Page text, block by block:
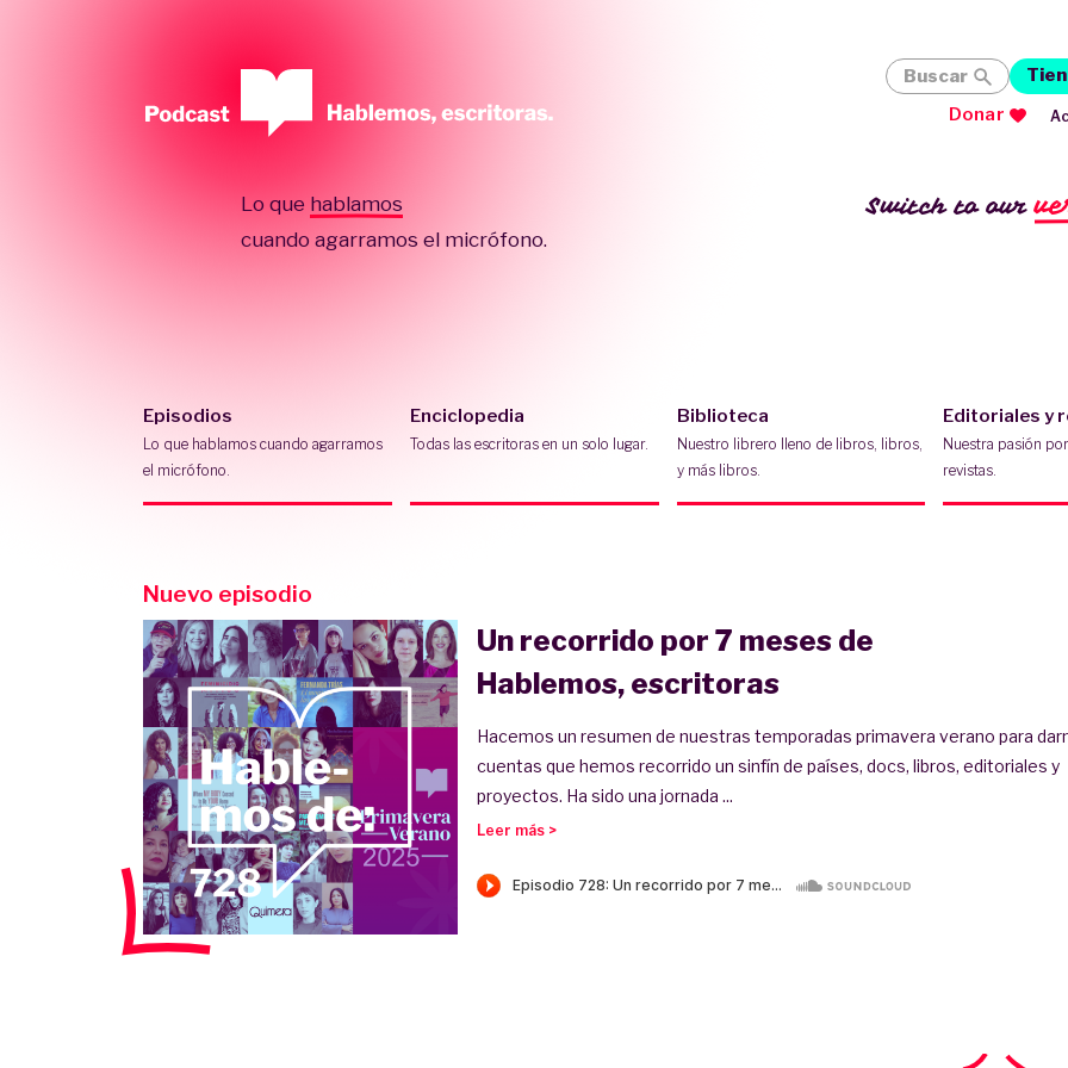
Lo que hablamos
cuando agarramos el micrófono.
Switch to our
Episodios
Lo que hablamos cuando agarramos
el micrófono.
Enciclopedia
Todas las escritoras en un solo lugar.
Biblioteca
Nuestro librero lleno de libros, libros,
y más libros.
Editoriales y
Nuestra pasión
revistas.
Buscar
Donar
Nuevo episodio
Un recorrido por 7 meses de
Hablemos, escritoras
Hacemos un resumen de nuestras temporadas primavera verano para
cuentas que hemos recorrido un sinfín de países, docs, libros, editoriales y
proyectos. Ha sido una jornada ...
Leer más >